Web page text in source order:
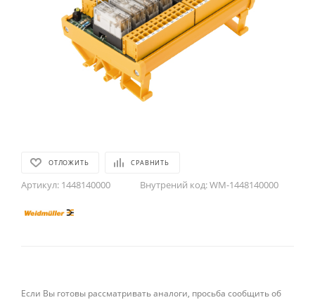
ОТЛОЖИТЬ СРАВНИТЬ
Артикул: 1448140000 Внутрений код:WM-1448140000
Если Вы готовы рассматривать аналоги, просьба сообщить об